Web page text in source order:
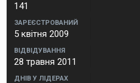
141
ЗАРЕЄСТРОВАНИЙ
5 квітня 2009
ВІДВІДУВАННЯ
28 травня 2011
ДНІВ У ЛІДЕРАХ